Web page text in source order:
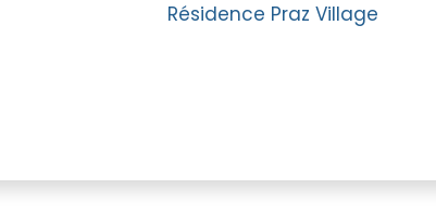
Résidence Praz Village